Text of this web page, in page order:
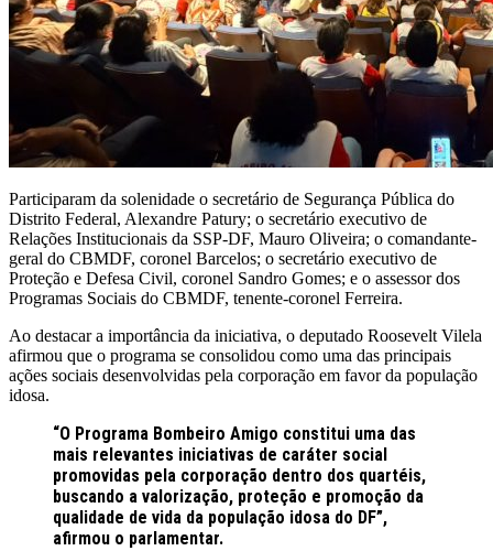
Participaram da solenidade o secretário de Segurança Pública do
Distrito Federal, Alexandre Patury; o secretário executivo de
Relações Institucionais da SSP-DF, Mauro Oliveira; o comandante-
geral do CBMDF, coronel Barcelos; o secretário executivo de
Proteção e Defesa Civil, coronel Sandro Gomes; e o assessor dos
Programas Sociais do CBMDF, tenente-coronel Ferreira.
Ao destacar a importância da iniciativa, o deputado Roosevelt Vilela
afirmou que o programa se consolidou como uma das principais
ações sociais desenvolvidas pela corporação em favor da população
idosa.
“O Programa Bombeiro Amigo constitui uma das
mais relevantes iniciativas de caráter social
promovidas pela corporação dentro dos quartéis,
buscando a valorização, proteção e promoção da
qualidade de vida da população idosa do DF”,
afirmou o parlamentar.